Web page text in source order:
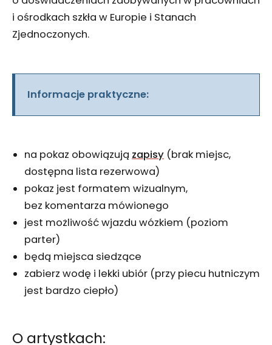
i ośrodkach szkła w Europie i Stanach
Zjednoczonych.
Informacje praktyczne:
na pokaz obowiązują zapisy (brak miejsc,
dostępna lista rezerwowa)
pokaz jest formatem wizualnym,
bez komentarza mówionego
jest możliwość wjazdu wózkiem (poziom
parter)
będą miejsca siedzące
zabierz wodę i lekki ubiór (przy piecu hutniczym
jest bardzo ciepło)
O artystkach: